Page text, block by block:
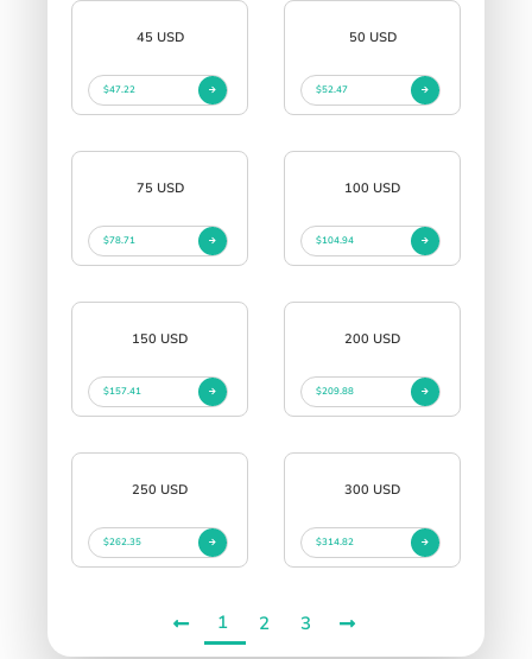
45 USD
$47.22
50 USD
$52.47
75 USD
$78.71
100 USD
$104.94
150 USD
$157.41
200 USD
$209.88
250 USD
$262.35
300 USD
$314.82
1 2 3